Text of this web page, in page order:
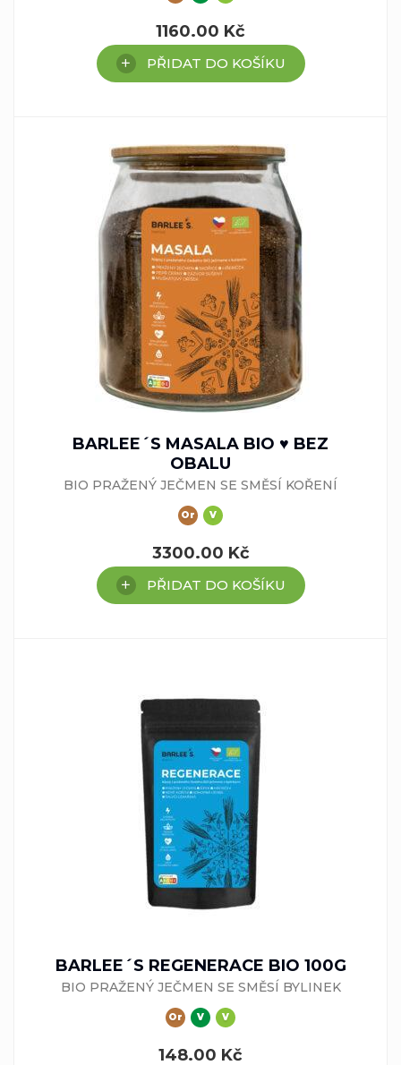
1160.00 Kč
PŘIDAT DO KOŠÍKU
BARLEE´S MASALA BIO ♥ BEZ
OBALU
BIO PRAŽENÝ JEČMEN SE SMĚSÍ KOŘENÍ
Or V
3300.00 Kč
PŘIDAT DO KOŠÍKU
BARLEE´S REGENERACE BIO 100G
BIO PRAŽENÝ JEČMEN SE SMĚSÍ BYLINEK
Or V V
148.00 Kč